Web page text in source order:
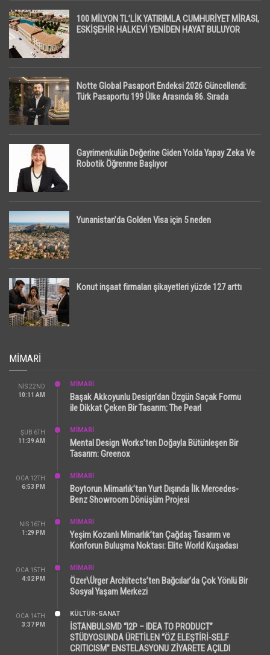
100 MİLYON TL’LİK YATIRIMLA CUMHURİYET MİRASI,
ESKİŞEHİR HALKEVİ YENİDEN HAYAT BULUYOR
Notte Global Pasaport Endeksi 2026 Güncellendi:
Türk Pasaportu 199 Ülke Arasında 86. Sırada
Gayrimenkulün Değerine Giden Yolda Yapay Zeka Ve
Robotik Öğrenme Başlıyor
Yunanistan’da Golden Visa için 5 neden
Konut inşaat firmaları şikayetleri yüzde 127 arttı
MIMARI
NIS 22ND
10:11 AM
MİMARİ
Başak Akkoyunlu Design’dan Özgün Saçak Formu
ile Dikkat Çeken Bir Tasarım: The Pearl
ŞUB 6TH
11:39 AM
MİMARİ
Mental Design Works’ten Doğayla Bütünleşen Bir
Tasarım: Greenox
OCA 12TH
6:53 PM
MİMARİ
Boytorun Mimarlık’tan Yurt Dışında İlk Mercedes-
Benz Showroom Dönüşüm Projesi
NIS 16TH
1:29 PM
MİMARİ
Yeşim Kozanlı Mimarlık’tan Çağdaş Tasarım ve
Konforun Buluşma Noktası: Elite World Kuşadası
OCA 15TH
4:02 PM
MİMARİ
Özer\Ürger Architects’ten Bağcılar’da Çok Yönlü Bir
Sosyal Yaşam Merkezi
OCA 14TH
3:37 PM
KÜLTÜR-SANAT
İSTANBULSMD “I2P – IDEA TO PRODUCT”
STÜDYOSUNDA ÜRETİLEN “ÖZ ELEŞTİRİ-SELF
CRITICISM” ENSTELASYONU ZİYARETE AÇILDI